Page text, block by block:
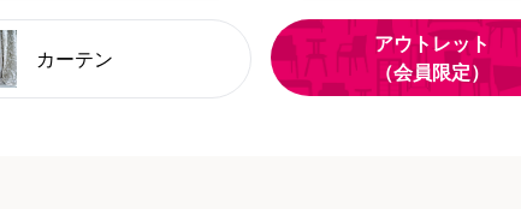
カーテン
アウトレット
（会員限定）